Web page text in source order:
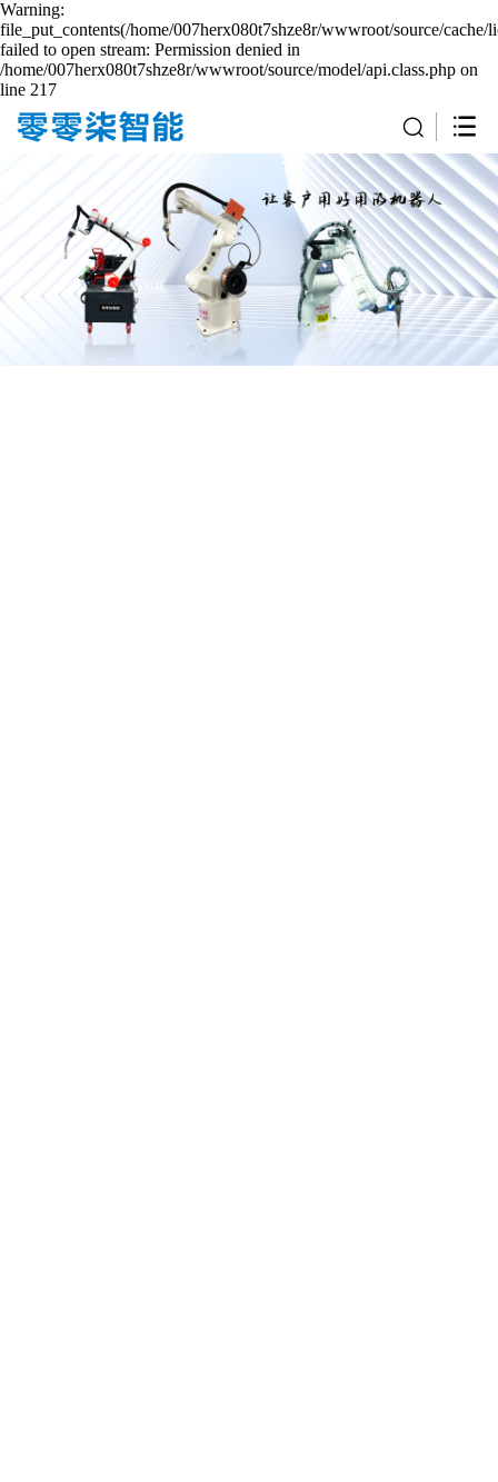
Warning:
file_put_contents(/home/007herx080t7shze8r/wwwroot/source/cache/
failed to open stream: Permission denied in
/home/007herx080t7shze8r/wwwroot/source/model/api.class.php on
line 217